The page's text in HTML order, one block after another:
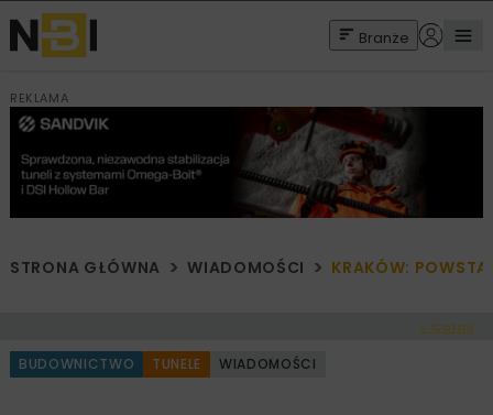
Branże
REKLAMA
STRONA GŁÓWNA WIADOMOŚCI KRAKÓW:
< Cofnij
BUDOWNICTWO TUNELE WIADOMOŚCI